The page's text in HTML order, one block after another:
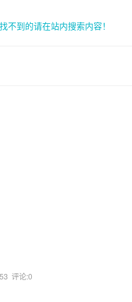
到的请在站内搜索内容！
评论:0